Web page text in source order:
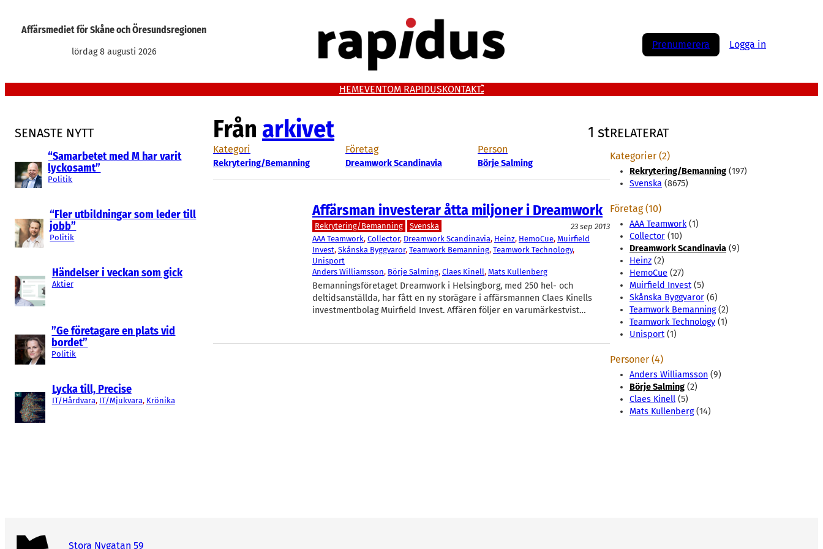
Affärsmediet för Skåne och Öresundsregionen
lördag 8 augusti 2026
Prenumerera Logga in
HEMEVENTOM RAPIDUSKONTAKT
SENASTE NYTT
“Samarbetet med M har varit
lyckosamt”
Politik
“Fler utbildningar som leder till
jobb”
Politik
Händelser i veckan som gick
Aktier
”Ge företagare en plats vid
bordet”
Politik
Lycka till, Precise
IT/Hårdvara, IT/Mjukvara, Krönika
Från arkivet 1 st
Kategori
Rekrytering/Bemanning
Företag
Dreamwork Scandinavia
Person
Börje Salming
Affärsman investerar åtta miljoner i Dreamwork
Rekrytering/Bemanning Svenska
23 sep 2013
AAA Teamwork, Collector, Dreamwork Scandinavia, Heinz, HemoCue, Muirfield
Invest, Skånska Byggvaror, Teamwork Bemanning, Teamwork Technology
Unisport
Anders Williamsson, Börje Salming, Claes Kinell, Mats Kullenberg
Bemanningsföretaget Dreamwork i Helsingborg, med 250 hel- och
deltidsanställda, har fått en ny storägare i affärsmannen Claes Kinells
investmentbolag Muirfield Invest. Affären följer en varumärkestvist…
RELATERAT
Kategorier (2)
Rekrytering/Bemanning (197)
Svenska (8675)
Företag (10)
AAA Teamwork(1)
Collector (10)
Dreamwork Scandinavia (9)
Heinz (2)
HemoCue (27)
Muirfield Invest (5)
Skånska Byggvaror (6)
Teamwork Bemanning(2)
Teamwork Technology (1)
Unisport (1)
Personer (4)
Anders Williamsson (9)
Börje Salming (2)
Claes Kinell (5)
Mats Kullenberg(14)
Stora Nygatan 59